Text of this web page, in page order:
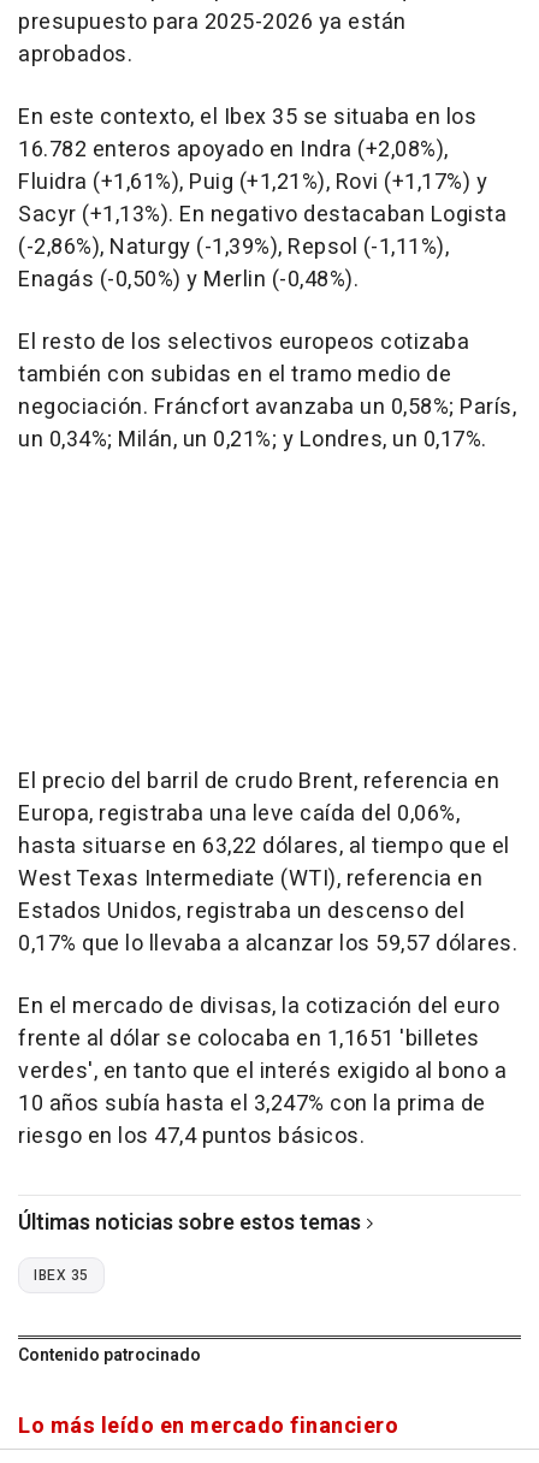
presupuesto para 2025-2026 ya están
aprobados.
En este contexto, el Ibex 35 se situaba en los
16.782 enteros apoyado en Indra (+2,08%),
Fluidra (+1,61%), Puig (+1,21%), Rovi (+1,17%) y
Sacyr (+1,13%). En negativo destacaban Logista
(-2,86%), Naturgy (-1,39%), Repsol (-1,11%),
Enagás (-0,50%) y Merlin (-0,48%).
El resto de los selectivos europeos cotizaba
también con subidas en el tramo medio de
negociación. Fráncfort avanzaba un 0,58%; París,
un 0,34%; Milán, un 0,21%; y Londres, un 0,17%.
El precio del barril de crudo Brent, referencia en
Europa, registraba una leve caída del 0,06%,
hasta situarse en 63,22 dólares, al tiempo que el
West Texas Intermediate (WTI), referencia en
Estados Unidos, registraba un descenso del
0,17% que lo llevaba a alcanzar los 59,57 dólares.
En el mercado de divisas, la cotización del euro
frente al dólar se colocaba en 1,1651 'billetes
verdes', en tanto que el interés exigido al bono a
10 años subía hasta el 3,247% con la prima de
riesgo en los 47,4 puntos básicos.
Últimas noticias sobre estos temas
IBEX 35
Contenido patrocinado
Lo más leído en mercado financiero